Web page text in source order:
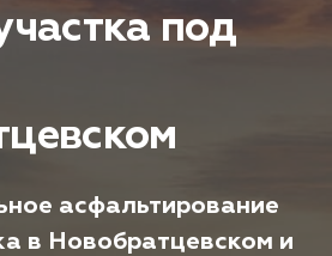
под
асфальтирование
в Новобратцевском и